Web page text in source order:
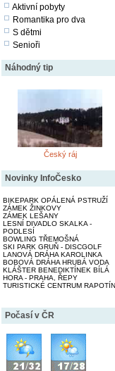
Aktivní pobyty
Romantika pro dva
S dětmi
Senioři
Náhodný tip
Český ráj
Novinky InfoČesko
BIKEPARK OPÁLENÁ PSTRUŽÍ
ZÁMEK ŽINKOVY
ZÁMEK LEŠANY
LESNÍ DIVADLO SKALKA -
PODLESÍ
BOWLING TŘEMOŠNÁ
SKI PARK GRUŇ - DISCGOLF
LANOVÁ DRÁHA KAROLINKA
BOBOVÁ DRÁHA HRUBÁ VODA
KLÁŠTER BENEDIKTÍNEK BÍLÁ
HORA - PRAHA, ŘEPY
TURISTICKÉ CENTRUM RAPOTÍN
Počasí v ČR